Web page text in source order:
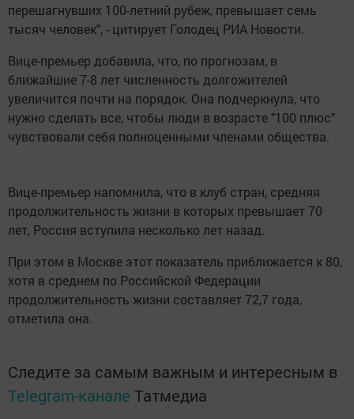
перешагнувших 100-летний рубеж, превышает семь
тысяч человек", - цитирует Голодец РИА Новости.
Вице-премьер добавила, что, по прогнозам, в
ближайшие 7-8 лет численность долгожителей
увеличится почти на порядок. Она подчеркнула, что
нужно сделать все, чтобы люди в возрасте "100 плюс"
чувствовали себя полноценными членами общества.
Вице-премьер напомнила, что в клуб стран, средняя
продолжительность жизни в которых превышает 70
лет, Россия вступила несколько лет назад.
При этом в Москве этот показатель приближается к 80,
хотя в среднем по Российской Федерации
продолжительность жизни составляет 72,7 года,
отметила она.
Следите за самым важным и интересным в
Telegram-канале Татмедиа